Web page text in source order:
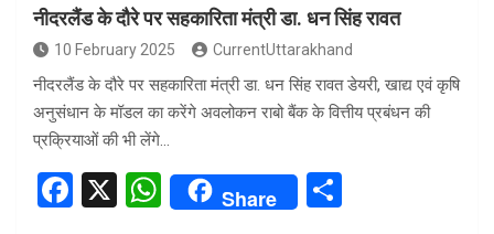
नीदरलैंड के दौरे पर सहकारिता मंत्री डा. धन सिंह रावत
10 February 2025 CurrentUttarakhand
नीदरलैंड के दौरे पर सहकारिता मंत्री डा. धन सिंह रावत डेयरी, खाद्य एवं कृषि
अनुसंधान के मॉडल का करेंगे अवलोकन राबो बैंक के वित्तीय प्रबंधन की
प्रक्रियाओं की भी लेंगे…
F
X
W
Share